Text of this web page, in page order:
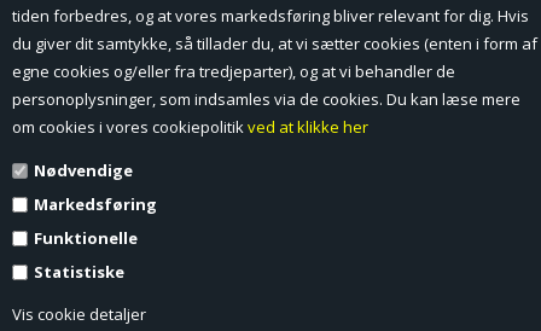
tiden forbedres, og at vores markedsføring bliver relevant for dig. Hvis
du giver dit samtykke, så tillader du, at vi sætter cookies (enten i form af
egne cookies og/eller fra tredjeparter), og at vi behandler de
personoplysninger, som indsamles via de cookies. Du kan læse mere
om cookies i vores cookiepolitikved at klikke her
Nødvendige
Markedsføring
Funktionelle
Statistiske
Vis cookie detaljer
Nyheder
Vilkår og betingelser
Profil
Erhverv log ind (B2B)
Kontakt
Favorit